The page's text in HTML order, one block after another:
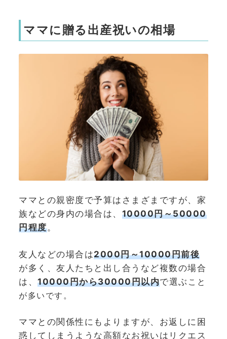
ママに贈る出産祝いの相場
ママとの親密度で予算はさまざまですが、家
族などの身内の場合は、 10000円～50000
円程度。
友人などの場合は2000円～10000円前後
が多く、友人たちと出し合うなど複数の場合
は、 10000円から30000円以内で選ぶ こと
が多いです。
ママとの関係性にもよりますが、お返しに困
惑してしまうような高額なお祝いはリクエス